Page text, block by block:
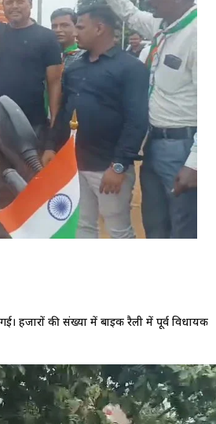
हजारों की संख्या में बाइक रैली में पूर्व विधायक